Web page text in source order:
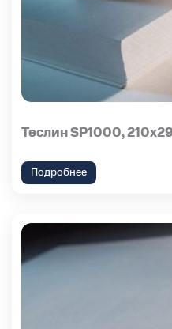
Теслин SP1000,
Подробнее